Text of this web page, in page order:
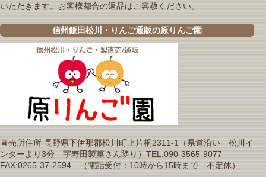
いただきます。お客様都合の返品はご容赦ください。
信州飯田松川・りんご通販の原りんご園
直売所住所 長野県下伊那郡松川町上片桐2311-1（県道沿い 松川イ
ンターより3分 宇寿田製菓さん隣り）TEL:090-3565-9077
FAX:0265-37-2594 （電話受付：10時から15時まで 不定休）